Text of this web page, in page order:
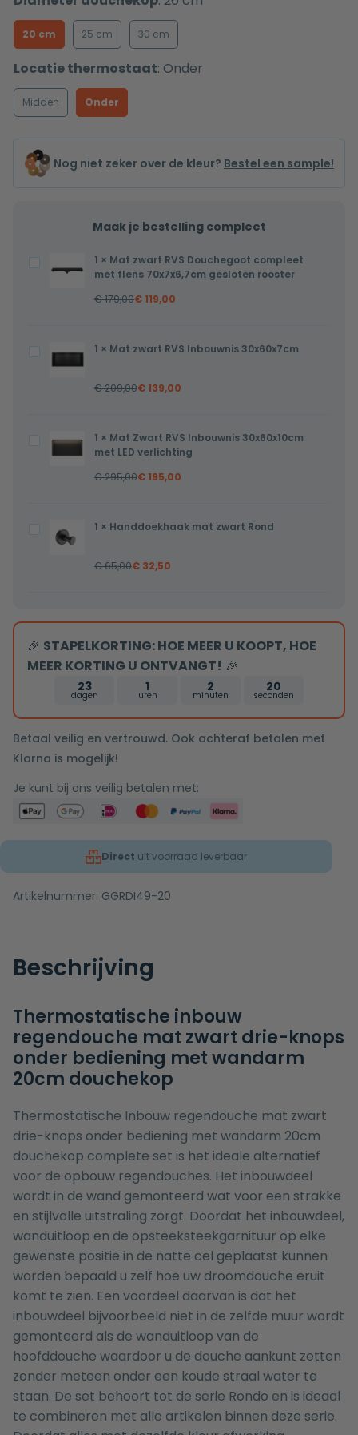
20 cm 25 cm 30 cm
Locatie thermostaat: Onder
Midden Onder
Nog niet zeker over de kleur? Bestel een sample!
Maak je bestelling compleet
Mat
compleet
met
rooster
1 × Mat zwart RVS Douchegoot compleet
met flens 70x7x6,7cm gesloten rooster
€179,00€ 119,00
Mat
zwart
30x60x7cm
1 × Mat zwart RVS Inbouwnis 30x60x7cm
€209,00€ 139,00
Mat
Zwart
30x60x10cm
met
1 × Mat Zwart RVS Inbouwnis 30x60x10cm
met LED verlichting
€295,00€ 195,00
Handdoekhaak
mat
1 × Handdoekhaak mat zwart Rond
€65,00€ 32,50
🎉 STAPELKORTING: HOE MEER U KOOPT, HOE
MEER KORTING U ONTVANGT! 🎉
23
dagen
1
uren
2
minuten
19
seconden
Betaal veilig en vertrouwd. Ook achteraf betalen met
Klarna is mogelijk!
Je kunt bij ons veilig betalen met:
Direct uit voorraad leverbaar
Artikelnummer: GGRDI49-20
Beschrijving
Thermostatische inbouw
regendouche mat zwart drie-knops
onder bediening met wandarm
20cm douchekop
Thermostatische Inbouw regendouche mat zwart
drie-knops onder bediening met wandarm 20cm
douchekop complete set is het ideale alternatief
voor de opbouw regendouches. Het inbouwdeel
wordt in de wand gemonteerd wat voor een strakke
en stijlvolle uitstraling zorgt. Doordat het inbouwdeel,
wanduitloop en de opsteeksteekgarnituur op elke
gewenste positie in de natte cel geplaatst kunnen
worden bepaald u zelf hoe uw droomdouche eruit
komt te zien. Een voordeel daarvan is dat het
inbouwdeel bijvoorbeeld niet in de zelfde muur wordt
gemonteerd als de wanduitloop van de
hoofddouche waardoor u de douche aankunt zetten
zonder meteen onder een koude straal water te
staan. De set behoort tot de serie Rondo en is ideaal
te combineren met alle artikelen binnen deze serie.